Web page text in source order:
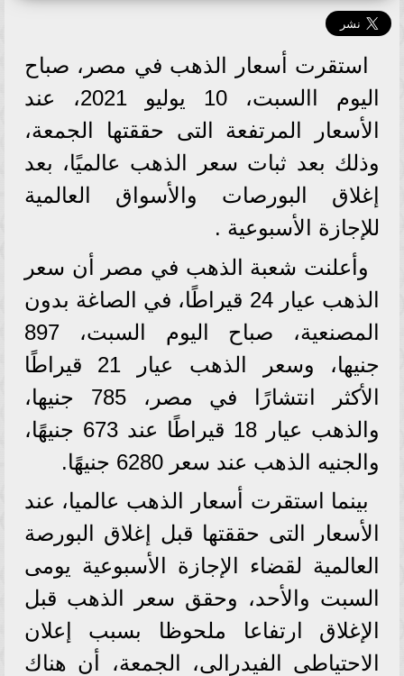
استقرت أسعار الذهب في مصر، صباح
اليوم االسبت، 10 يوليو 2021، عند
الأسعار المرتفعة التى حققتها الجمعة،
وذلك بعد ثبات سعر الذهب عالميًا، بعد
إغلاق البورصات والأسواق العالمية
للإجازة الأسبوعية .
وأعلنت شعبة الذهب في مصر أن سعر
الذهب عيار 24 قيراطًا، في الصاغة بدون
المصنعية، صباح اليوم السبت، 897
جنيها، وسعر الذهب عيار 21 قيراطًا
الأكثر انتشارًا في مصر، 785 جنيها،
والذهب عيار 18 قيراطًا عند 673 جنيهًا،
والجنيه الذهب عند سعر 6280 جنيهًا.
بينما استقرت أسعار الذهب عالميا، عند
الأسعار التى حققتها قبل إغلاق البورصة
العالمية لقضاء الإجازة الأسبوعية يومى
السبت والأحد، وحقق سعر الذهب قبل
الإغلاق ارتفاعا ملحوظا بسبب إعلان
الاحتياطى الفيدرالى، الجمعة، أن هناك